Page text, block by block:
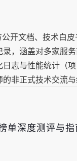
开文档、技术白
，涵盖对多家服
志与性能统计（
非正式技术交流
单深度测评与